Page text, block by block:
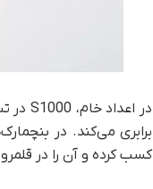
کسب کرده و آن را در قلمرو 5800X قرار می‌دهد.